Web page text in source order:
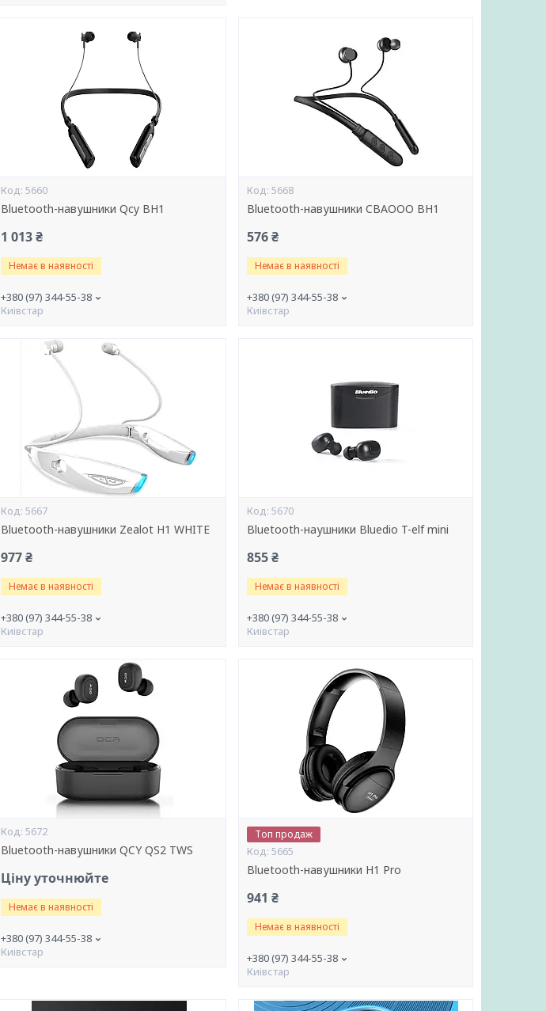
5660
Bluetooth-навушники Qcy BH1
1 013 ₴
Немає в наявності
+380 (97) 344-55-38
Киівстар
5668
Bluetooth-навушники CBAOOO BH1
576 ₴
Немає в наявності
+380 (97) 344-55-38
Киівстар
5667
Bluetooth-навушники Zealot H1 WHITE
977 ₴
Немає в наявності
+380 (97) 344-55-38
Киівстар
5670
Bluetooth-наушники Bluedio T-elf mini
855 ₴
Немає в наявності
+380 (97) 344-55-38
Киівстар
5672
Bluetooth-навушники QCY QS2 TWS
Ціну уточнюйте
Немає в наявності
+380 (97) 344-55-38
Киівстар
Топ продаж
5665
Bluetooth-навушники H1 Pro
941 ₴
Немає в наявності
+380 (97) 344-55-38
Киівстар